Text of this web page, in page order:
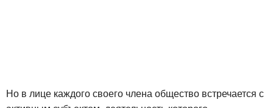
Но в лице каждого своего члена общество встречается с